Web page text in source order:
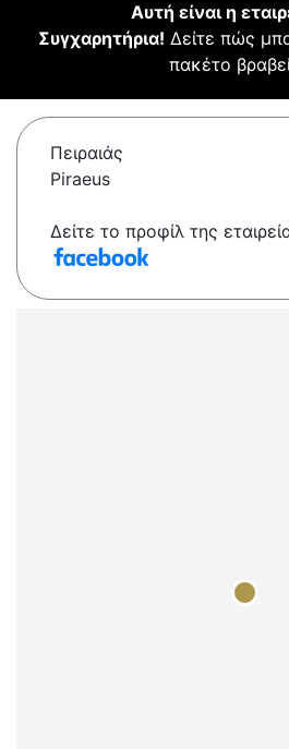
Αυτή είναι η
Συγχαρητήρια! Δείτε πώς
πακέτο
Πειραιάς
Piraeus
Δείτε το προφίλ της